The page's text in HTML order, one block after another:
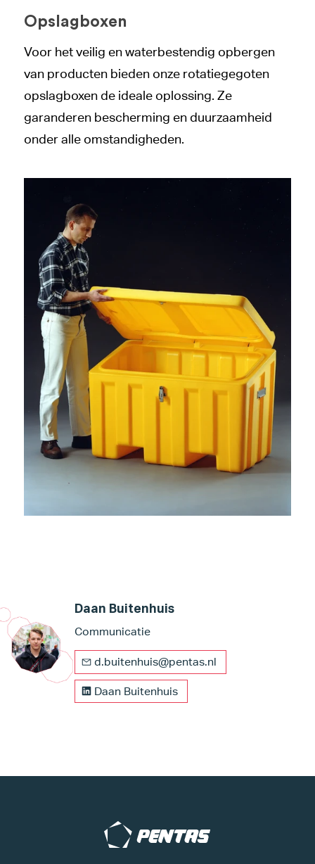
Opslagboxen
Voor het veilig en waterbestendig opbergen
van producten bieden onze rotatiegegoten
opslagboxen de ideale oplossing. Ze
garanderen bescherming en duurzaamheid
onder alle omstandigheden.
Daan Buitenhuis
Communicatie
d.buitenhuis@pentas.nl
Daan Buitenhuis